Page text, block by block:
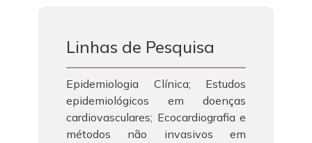
Linhas de Pesquisa
Epidemiologia Clínica; Estudos
epidemiológicos em doenças
cardiovasculares; Ecocardiografia e
métodos não invasivos em